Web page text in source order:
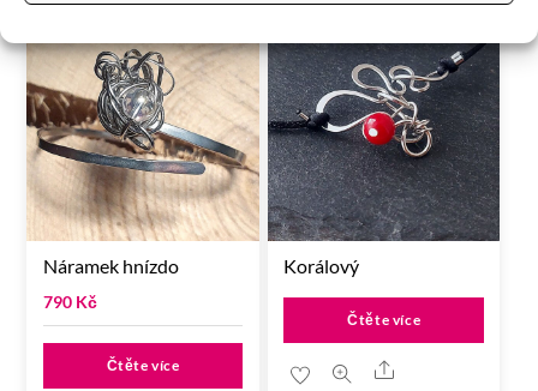
Náramek hnízdo
790 Kč
Čtěte více
Korálový
Čtěte více
Share